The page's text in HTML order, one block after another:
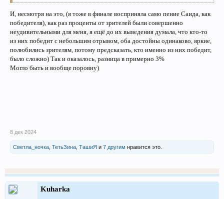
И, несмотря на это, (я тоже в финале восприняла само пение Саида, как
победителя), как раз проценты от зрителей были совершенно
неудивительными для меня, я ещё до их выведения думала, что кто-то
из них победит с небольшим отрывом, оба достойны одинаково, яркие,
полюбились зрителям, потому предсказать, кто именно из них победит,
было сложно) Так и оказалось, разница в примерно 3%
Могло быть и вообще поровну)
8 дек 2024
Светла_ночка ТетьЗина ТашиЯ и 7 другим нравится это.
Kuharka